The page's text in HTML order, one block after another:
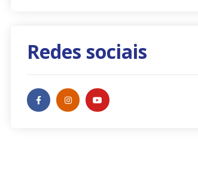
Redes sociais